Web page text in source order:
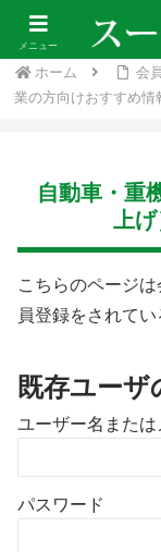
経営者、経理、
ホーム 会
業の方向けおすすめ情
自動車・重
上げ
こちらのページ
員登録をされて
既存ユーザ
ユーザー名また
パスワード
メニュー